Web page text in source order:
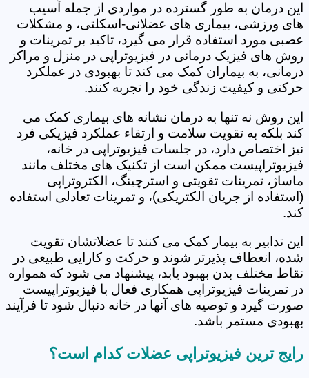
این درمان به طور گسترده در مواردی از جمله آسیب
های ورزشی، بیماری های عضلانی-اسکلتی، و مشکلات
عصبی مورد استفاده قرار می گیرد، تاکید بر تمرینات و
روش های فیزیک درمانی در فیزیوتراپی در منزل و مراکز
درمانی، به بیماران کمک می کند تا بهبودی در عملکرد
حرکتی و کیفیت زندگی خود را تجربه کنند.
این روش نه تنها به درمان نشانه های بیماری کمک می
کند بلکه به تقویت سلامت و ارتقاء عملکرد فیزیکی فرد
نیز اختصاص دارد، در جلسات فیزیوتراپی در خانه،
فیزیوتراپیست ممکن است از تکنیک های مختلف مانند
ماساژ، تمرینات تقویتی و استرچینگ، الکتروتراپی
(استفاده از جریان الکتریکی)، و تمرینات تعادلی استفاده
کند.
این تدابیر به بیمار کمک می کنند تا عضلاتشان تقویت
شده، انعطاف پذیرتر شوند و حرکت و کارایی طبیعی در
نقاط مختلف بدن بهبود یابد، پیشنهاد می شود که همواره
در تمرینات فیزیوتراپی همکاری فعال با فیزیوتراپیست
صورت گیرد و توصیه های آنها در خانه دنبال شود تا فرآیند
بهبودی مستمر باشد.
رایج ترین فیزیوتراپی عضلات کدام است؟